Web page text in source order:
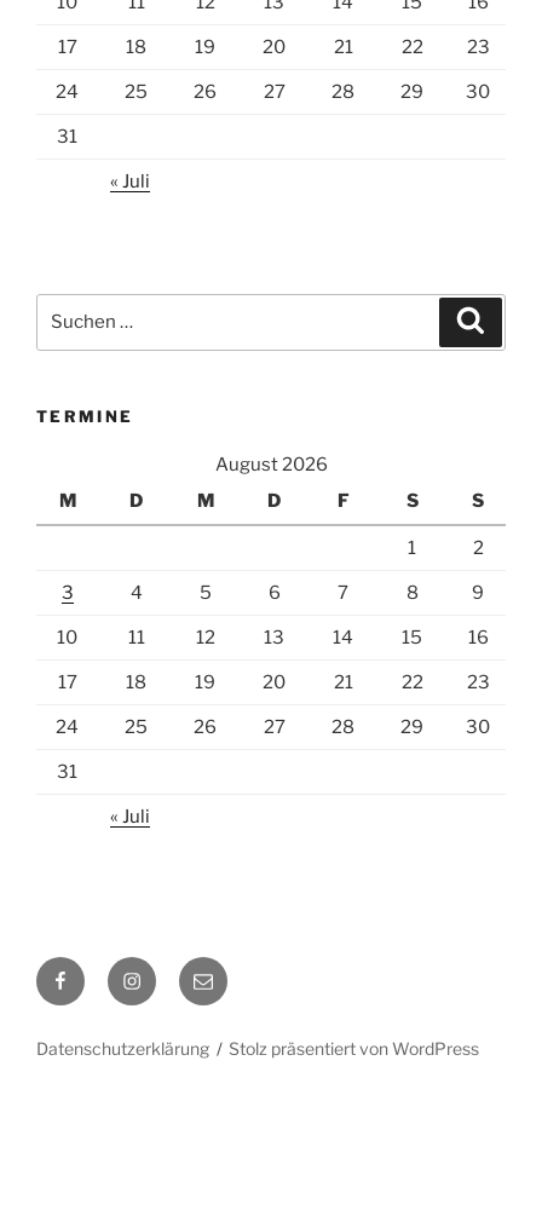
17 18 19 20 21 22 23
24 25 26 27 28 29 30
31
« Juli
nach:
TERMINE
August 2026
M
D M D F S S
1 2
3 4 5 6 7 8 9
10 11 12 13 14 15 16
17 18 19 20 21 22 23
24 25 26 27 28 29 30
31
« Juli
FacebookInstagram
E-
Mail
Datenschutzerklärung Stolz präsentiert von WordPress